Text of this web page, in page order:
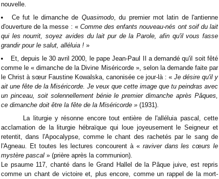
nouvelle.
Ce fut le dimanche de Quasimodo, du premier mot latin de l'antienne
d'ouverture de la messe : « Comme des enfants nouveau-nés ont soif du lait
qui les nourrit, soyez avides du lait pur de la Parole, afin qu'il vous fasse
grandir pour le salut, alléluia ! »
Et, depuis le 30 avril 2000, le pape Jean-Paul II a demandé qu'il soit fêté
comme le « dimanche de la Divine Miséricorde », selon la demande faite par
le Christ à sœur Faustine Kowalska, canonisée ce jour-là : « Je désire qu'il y
ait une fête de la Miséricorde. Je veux que cette image que tu peindras avec
un pinceau, soit solennellement bénie le premier dimanche après Pâques,
ce dimanche doit être la fête de la Miséricorde » (1931).
La liturgie y résonne encore tout entière de l'alléluia pascal, cette
acclamation de la liturgie hébraïque qui loue joyeusement le Seigneur et
retentit, dans l'Apocalypse, comme le chant des rachetés par le sang de
l'Agneau. Et toutes les lectures concourent à « raviver dans les cœurs le
mystère pascal » (prière après la communion).
Le psaume 117, chanté dans le Grand Hallel de la Pâque juive, est repris
comme un chant de victoire et, plus encore, comme un rappel de la mort-